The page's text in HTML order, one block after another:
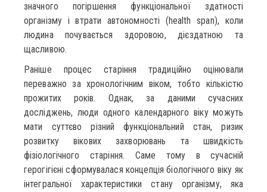
значного погіршення функціональної здатності
організму і втрати автономності (health span), коли
людина почувається здоровою, дієздатною та
щасливою.
Раніше процес старіння традиційно оцінювали
переважно за хронологічним віком, тобто кількістю
прожитих років. Однак, за даними сучасних
досліджень, люди одного календарного віку можуть
мати суттєво різний функціональний стан, ризик
розвитку вікових захворювань та швидкість
фізіологічного старіння. Саме тому в сучасній
герогігієні сформувалася концепція біологічного віку як
інтегральної характеристики стану організму, яка